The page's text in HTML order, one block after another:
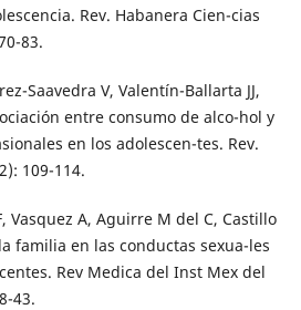
Rev. Habanera Cien-cias
83.
Saavedra V, Valentín-Ballarta JJ,
entre consumo de alco-hol y
en los adolescen-tes. Rev.
109-114.
Vasquez A, Aguirre M del C, Castillo
familia en las conductas sexua-les
Rev Medica del Inst Mex del
43.